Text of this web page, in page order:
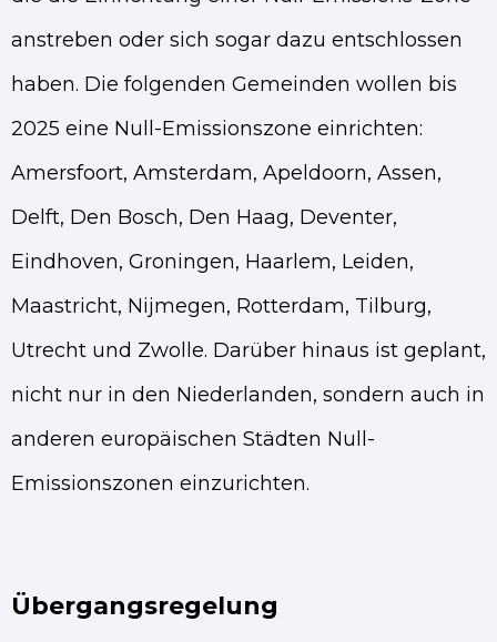
anstreben oder sich sogar dazu entschlossen
haben. Die folgenden Gemeinden wollen bis
2025 eine Null-Emissionszone einrichten:
Amersfoort, Amsterdam, Apeldoorn, Assen,
Delft, Den Bosch, Den Haag, Deventer,
Eindhoven, Groningen, Haarlem, Leiden,
Maastricht, Nijmegen, Rotterdam, Tilburg,
Utrecht und Zwolle. Darüber hinaus ist geplant,
nicht nur in den Niederlanden, sondern auch in
anderen europäischen Städten Null-
Emissionszonen einzurichten.
Übergangsregelung